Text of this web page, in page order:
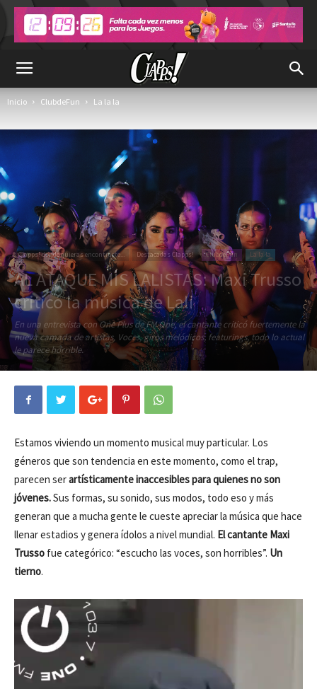
Inicio ClubdeFun La la la
Clapps! donde quieras encontrarte... Destacadas Clapps! ClubdeFun La la la
AL ATAQUE MIS LALISTAS: Maxi Trusso
criticó la música de Lali
En una entrevista con One Plus de FM One, el cantante criticó fuertemente la
nueva camada de artistas. Voces, giros melódicos, featurings, todo lo actual
le parece horrible.
Estamos viviendo un momento musical muy particular. Los
géneros que son tendencia en este momento, como el trap,
parecen serartísticamente inaccesibles para quienes no son
jóvenes.Sus formas, su sonido, sus modos, todo eso y más
generan que a mucha gente le cueste apreciar la música que hace
llenar estadios y genera ídolos a nivel mundial. El cantante Maxi
Trusso fue categórico: “escucho las voces, son horribles”. Un
tierno.